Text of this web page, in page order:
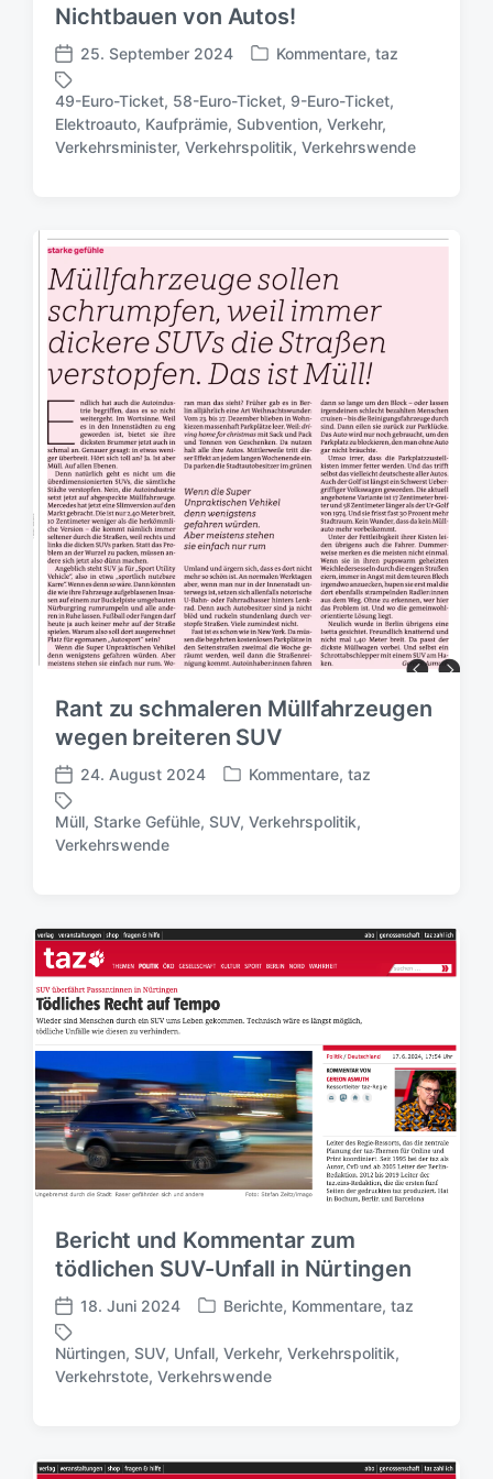
Nichtbauen von Autos!
V
e
r
ö
f
t
l
i
c
h
u
n
d
a
t
u
m
25. September 2024
V
r
ö
f
t
c
h
t
i
n
Kommentare, taz
S
c
g
w
ö
r
t
e
r
49-Euro-Ticket, 58-Euro-Ticket, 9-Euro-Ticket,
Elektroauto, Kaufprämie, Subvention, Verkehr,
Verkehrsminister, Verkehrspolitik, Verkehrswende
Rant zu schmaleren Müllfahrzeugen
wegen breiteren SUV
V
e
r
ö
e
n
t
l
i
c
u
n
g
s
d
a
u
m
24. August 2024
V
r
n
t
i
i
n
Kommentare, taz
S
a
g
w
ö
r
e
r
Müll, Starke Gefühle, SUV, Verkehrspolitik,
Verkehrswende
Bericht und Kommentar zum
tödlichen SUV-Unfall in Nürtingen
V
e
r
ö
18. Juni 2024
V
r
ö
Berichte, Kommentare, taz
S
a
Nürtingen, SUV, Unfall, Verkehr, Verkehrspolitik,
Verkehrstote, Verkehrswende